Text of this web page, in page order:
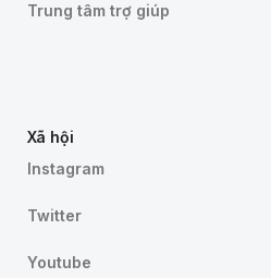
Trung tâm trợ giúp
Xã hội
Instagram
Twitter
Youtube